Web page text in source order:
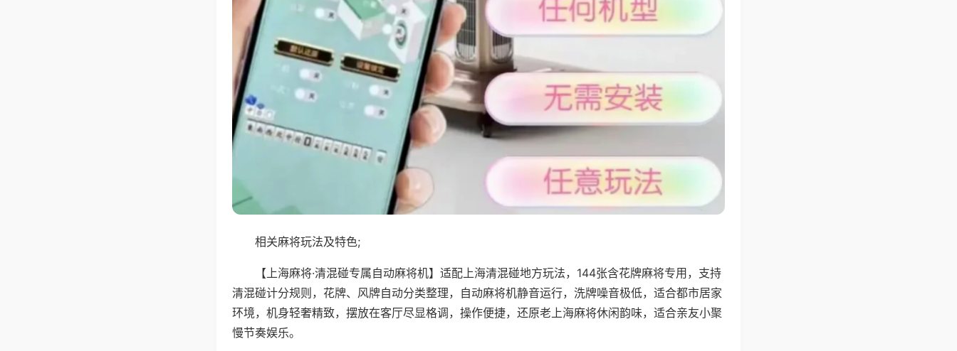
相关麻将玩法及特色;
【上海麻将·清混碰专属自动麻将机】适配上海清混碰地方玩法，144张含花牌麻将专用，支持
清混碰计分规则，花牌、风牌自动分类整理，自动麻将机静音运行，洗牌噪音极低，适合都市居家
环境，机身轻奢精致，摆放在客厅尽显格调，操作便捷，还原老上海麻将休闲韵味，适合亲友小聚
慢节奏娱乐。